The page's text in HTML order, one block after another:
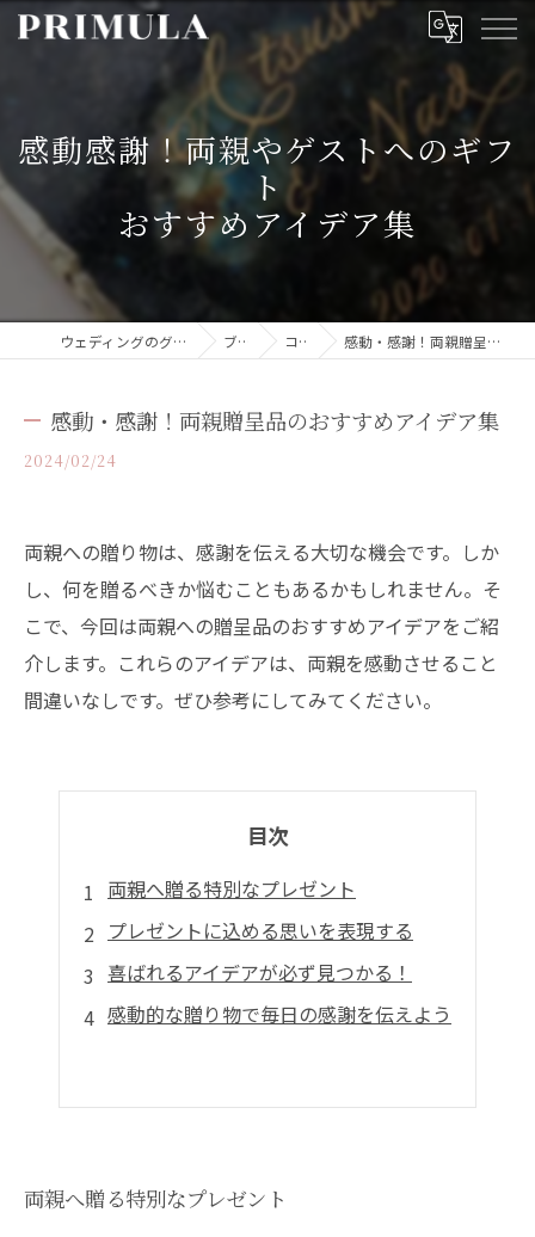
感動感謝！両親やゲストへのギフ
ト
おすすめアイデア集
ウェディングのグッズならPRIMULA ブログ コラム 感動・感謝！両親贈呈品のおすすめアイデア集
感動・感謝！両親贈呈品のおすすめアイデア集
2024/02/24
両親への贈り物は、感謝を伝える大切な機会です。しか
し、何を贈るべきか悩むこともあるかもしれません。そ
こで、今回は両親への贈呈品のおすすめアイデアをご紹
介します。これらのアイデアは、両親を感動させること
間違いなしです。ぜひ参考にしてみてください。
目次
両親へ贈る特別なプレゼント
プレゼントに込める思いを表現する
喜ばれるアイデアが必ず見つかる！
感動的な贈り物で毎日の感謝を伝えよう
両親へ贈る特別なプレゼント